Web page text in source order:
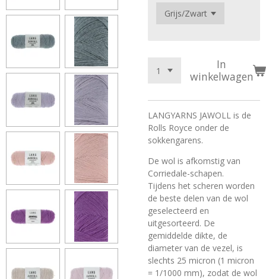
In
winkelwagen
LANGYARNS JAWOLL is de
Rolls Royce onder de
sokkengarens.
De wol is afkomstig van
Corriedale-schapen.
Tijdens het scheren worden
de beste delen van de wol
geselecteerd en
uitgesorteerd. De
gemiddelde dikte, de
diameter van de vezel, is
slechts 25 micron (1 micron
= 1/1000 mm), zodat de wol